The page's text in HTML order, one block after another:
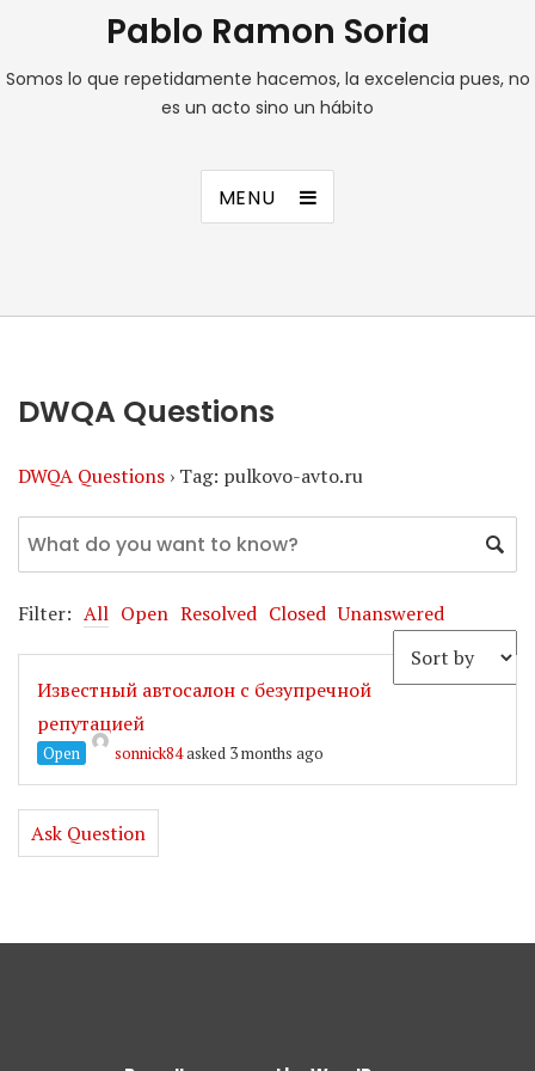
Pablo Ramon Soria
Somos lo que repetidamente hacemos, la excelencia pues, no
es un acto sino un hábito
MENU
DWQA Questions
DWQA Questions › Tag: pulkovo-avto.ru
Filter: All Open Resolved Closed Unanswered
Известный автосалон с безупречной
репутацией
Open sonnick84asked 3 months ago
Ask Question